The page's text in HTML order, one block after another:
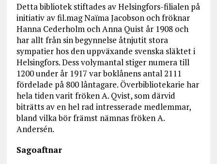
Detta bibliotek stiftades av Helsingfors-filialen på
initiativ av fil.mag Naïma Jacobson och fröknar
Hanna Cederholm och Anna Quist år 1908 och
har allt från sin begynnelse åtnjutit stora
sympatier hos den uppväxande svenska släktet i
Helsingfors. Dess volymantal stiger numera till
1200 under år 1917 var boklånens antal 2111
fördelade på 800 låntagare. Överbibliotekarie har
hela tiden varit fröken A. Qvist, som därvid
biträtts av en hel rad intresserade medlemmar,
bland vilka bör främst nämnas fröken A.
Andersén.
Sagoaftnar